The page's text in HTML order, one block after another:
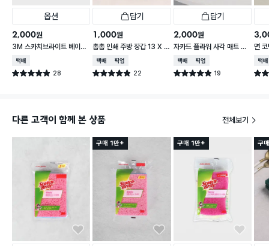
옵션
2,000원
3M 스카치브라이트 베이직
플라워 순면 행주
택배배송
별점 4.9점 28
건 작성
담기
1,000원
촘촘 인쇄 주방 장갑 13 X 1
5 cm
택배배송매장픽업
별점 4.9점 22
건 작성
담기
2,000원
자카드 플라워 사각 매트 29
X 29 cm 아이보리
택배배송매장픽업
별점 4.9점 19
건 작성
면
형
택배
별점
다른 고객이 함께 본 상품 전체보기
구매 1만+ 구매 1만+ 구